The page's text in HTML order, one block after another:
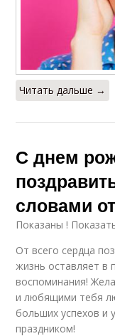
Читать дальше →
С днем
словами
Показаны !
От всего сердца
жизнь оставляет в
воспоминания!
и любящими тебя
больших успехов и
праздником!